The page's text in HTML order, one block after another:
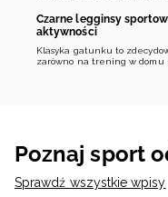
Czarne legginsy
aktywności
Klasyka gatunku to
zarówno na trening w
wzrasta.
kontrolowanego ucisku
Poznaj sport
Sprawdź wszystkie wpisy